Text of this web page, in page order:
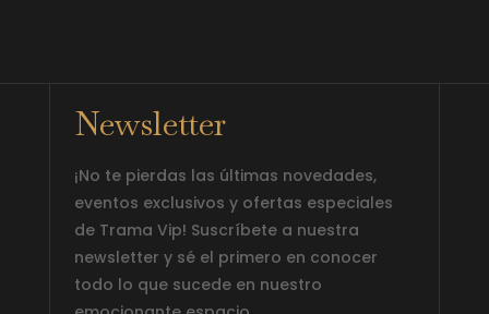
Newsletter
¡No te pierdas las últimas novedades,
eventos exclusivos y ofertas especiales
de Trama Vip! Suscríbete a nuestra
newsletter y sé el primero en conocer
todo lo que sucede en nuestro